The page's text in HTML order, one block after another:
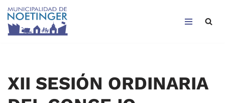
Saltar
XII SESIÓN ORDINARIA